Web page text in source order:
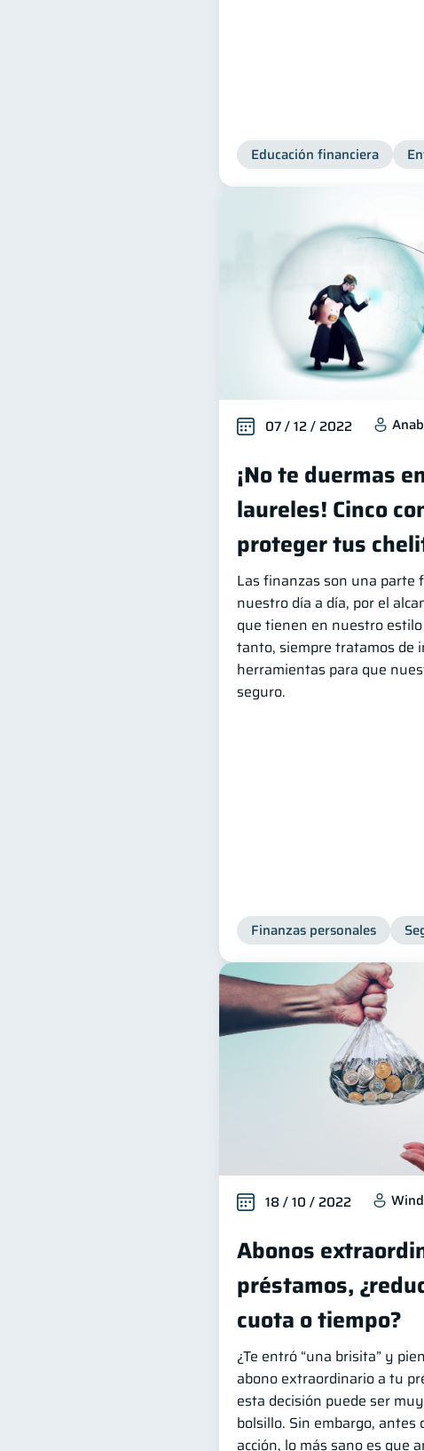
Educación financiera
07 / 12 / 2022
¡No te duermas
laureles! Cinco
proteger tus
Las finanzas son una parte
nuestro día a día, por el
que tienen en nuestro
tanto, siempre tratamos de
herramientas para que
seguro.
Finanzas personales
18 / 10 / 2022
Abonos
préstamos,
cuota o tiempo?
¿Te entró “una brisita” y
abono extraordinario a tu
esta decisión puede ser
bolsillo. Sin embargo, antes
acción, lo más sano es que